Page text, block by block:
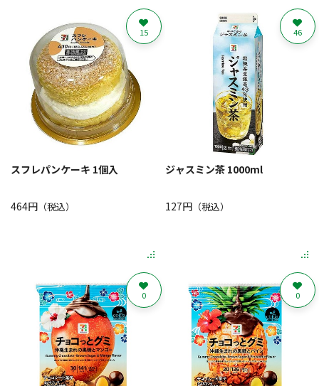
スフレパンケーキ 1個入
464円 （税込）
15
ジャスミン茶 1000ml
127円（税込）
46
0 0